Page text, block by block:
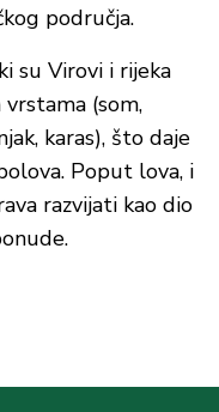
područja.
su Virovi i rijeka
(som,
karas), što daje
Poput lova, i
razvijati kao dio